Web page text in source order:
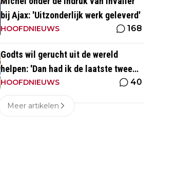
bij Ajax: 'Uitzonderlijk werk geleverd'
HOOFDNIEUWS 168
Godts wil gerucht uit de wereld
helpen: 'Dan had ik de laatste twee
wedstrijden ook niet gespeeld'
HOOFDNIEUWS 40
Meer artikelen